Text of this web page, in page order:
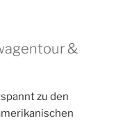
&
zu den